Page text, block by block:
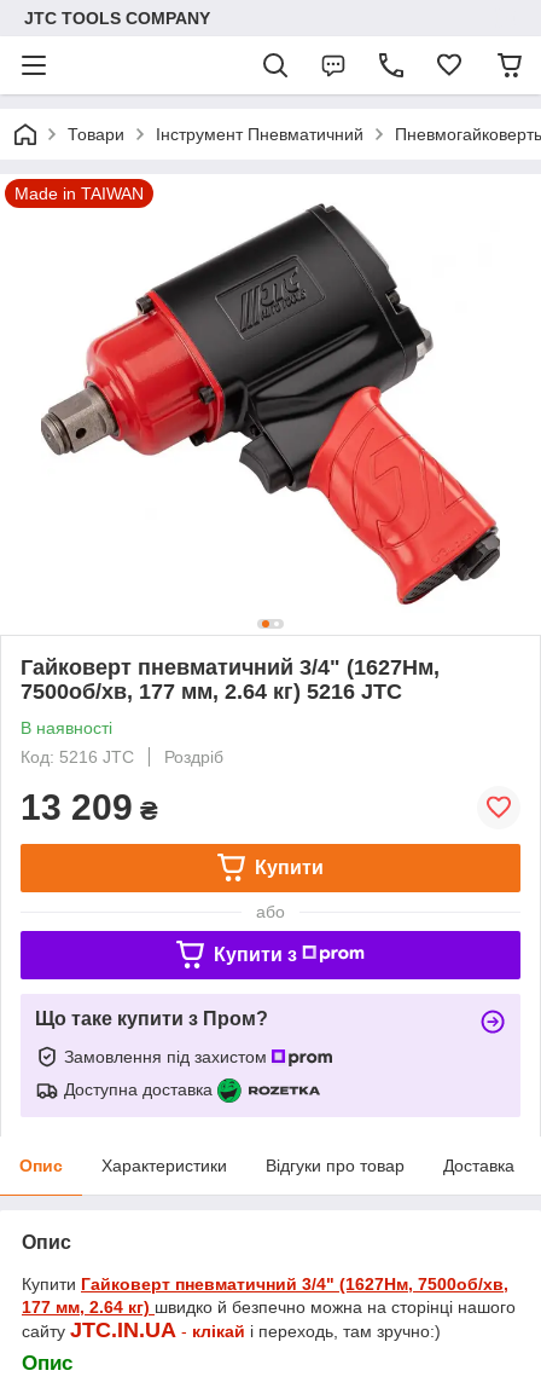
JTC TOOLS COMPANY
Товари Інструмент Пневматичний
Made in TAIWAN
Гайковерт пневматичний 3/4" (1627Hм,
7500об/хв, 177 мм, 2.64 кг) 5216 JTC
В наявності
Код: 5216 JTC
Роздріб
13 209 ₴
Купити
або
Купити з
Що таке купити з Пром?
Замовлення під захистом
Доступна доставка
Опис Характеристики Відгуки про товар Доставка
Опис
Купити Гайковерт пневматичний 3/4" (1627Hм, 7500об/хв,
177 мм, 2.64 кг) швидко й безпечно можна на сторінці нашого
сайту JTC.IN.UA - клікай і переходь, там зручно:)
Опис